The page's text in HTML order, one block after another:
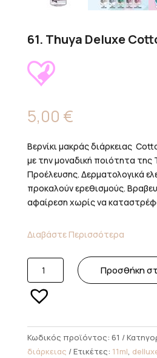
61. Thuya Deluxe
5,00 €
Βερνίκι μακράς διάρκειας
με την μοναδική ποιότητα της
Προέλευσης. Δερματολογικά
προκαλούν ερεθισμούς.
αφαίρεση χωρίς να
Διαβάστε Περισσότερα
Thuya
Deluxe
Cotton
11ml
ποσότητα
Προσθήκη
Κωδικός προϊόντος: 61
διάρκειας
Ετικέτες: 11ml,